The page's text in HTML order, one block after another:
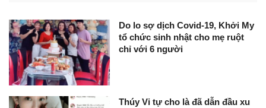
Do lo sợ dịch Covid-19, Khởi My
tổ chức sinh nhật cho mẹ ruột
chỉ với 6 người
Thúy Vi tự cho là đã dẫn đầu xu